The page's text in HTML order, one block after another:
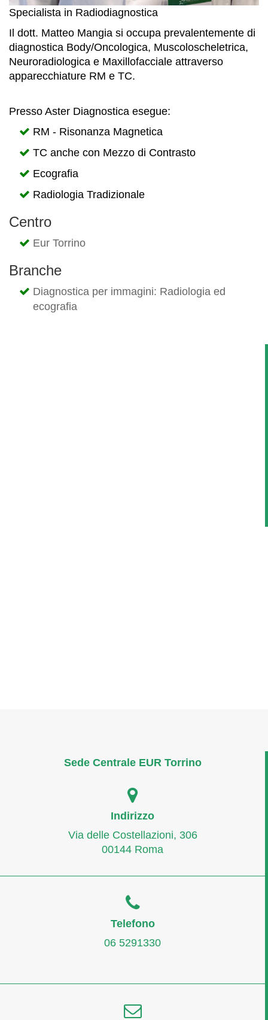
Specialista in Radiodiagnostica
Il dott. Matteo Mangia si occupa prevalentemente di
diagnostica Body/Oncologica, Muscoloscheletrica,
Neuroradiologica e Maxillofacciale attraverso
apparecchiature RM e TC.
Presso Aster Diagnostica esegue:
RM - Risonanza Magnetica
TC anche con Mezzo di Contrasto
Ecografia
Radiologia Tradizionale
Centro
Eur Torrino
Branche
Diagnostica per immagini: Radiologia ed
ecografia
Sede Centrale EUR Torrino
Indirizzo
Via delle Costellazioni, 306
00144 Roma
Telefono
06 5291330